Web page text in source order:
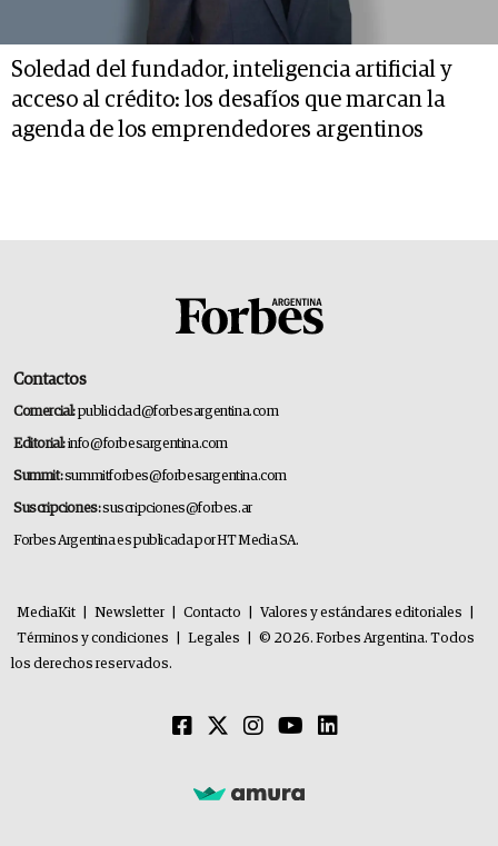
Soledad del fundador, inteligencia artificial y
acceso al crédito: los desafíos que marcan la
agenda de los emprendedores argentinos
Contactos
Comercial:publicidad@forbesargentina.com
Editorial:info@forbesargentina.com
Summit:summitforbes@forbesargentina.com
Suscripciones:suscripciones@forbes.ar
Forbes Argentina es publicada por HT Media SA.
MediaKit Newsletter Contacto Valores y estándares editoriales
Términos y condiciones
Legales
© 2026. Forbes Argentina. Todos
los derechos reservados.